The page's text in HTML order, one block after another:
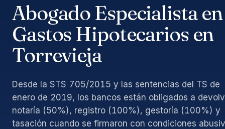
Abogado Especialista en
Gastos Hipotecarios en
Torrevieja
Desde la STS 705/2015 y las sentencias del TS de
enero de 2019, los bancos están obligados a
notaría (50%), registro (100%), gestoría (100%) y
tasación cuando se firmaron con condiciones